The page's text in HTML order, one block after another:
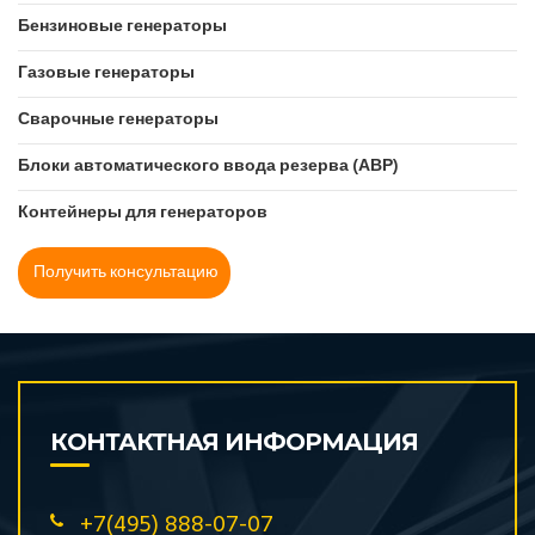
Hyundai
JCB (Великобритания)
Kirloskar (Индия)
KOGEL (Великобритания)
KOHLER-SDMO (Франция)
Kubota (Япония)
Leega (Китай)
MGE (Нидерланды)
Mitsubishi (Япония)
Mitsudiesel
MVAE
Onis VISA (Италия)
PowerLink (Великобритания)
Бензиновые генераторы
Газовые генераторы
Сварочные генераторы
Блоки автоматического ввода резерва (АВР)
Контейнеры для генераторов
Получить консультацию
КОНТАКТНАЯ ИНФОРМАЦИЯ
+7(495) 888-07-07